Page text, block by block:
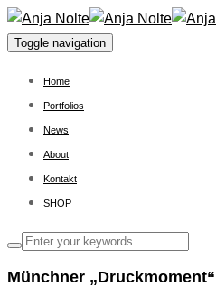
Toggle navigation
Home
Portfolios
News
About
Kontakt
SHOP
Münchner „Druckmoment“